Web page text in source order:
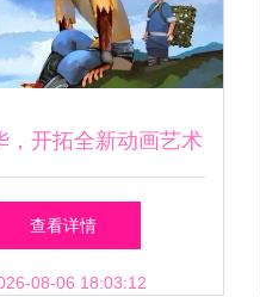
，开拓全新动画艺术
中国动画创作生
启示与动漫技术开发
查看详情
08-06 18:03:12